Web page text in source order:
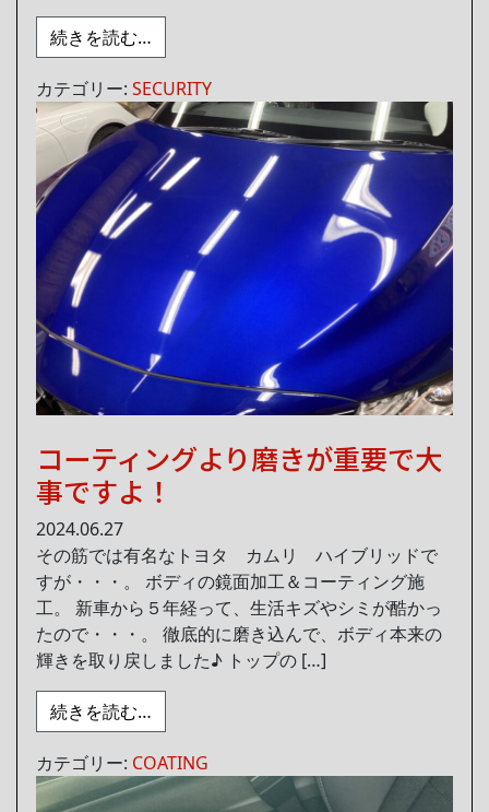
続きを読む…
カテゴリー: SECURITY
コーティングより磨きが重要で大
事ですよ！
2024.06.27
その筋では有名なトヨタ カムリ ハイブリッドで
すが・・・。 ボディの鏡面加工＆コーティング施
工。 新車から５年経って、生活キズやシミが酷かっ
たので・・・。 徹底的に磨き込んで、ボディ本来の
輝きを取り戻しました♪ トップの […]
続きを読む…
カテゴリー: COATING